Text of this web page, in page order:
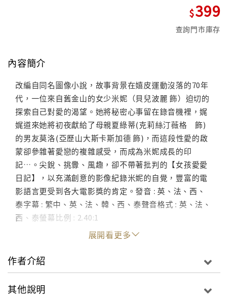
399
查詢門市庫存
內容簡介
改編自同名圖像小說，故事背景在嬉皮運動沒落的70年
代，一位來自舊金山的女少米妮（貝兒波麗 飾）迫切的
探索自己對愛的渴望。她將秘密心事留在錄音機裡，娓
娓道來她將初夜獻給了母親夏綠蒂(克莉絲汀薇格 飾)
的男友莫洛(亞歷山大斯卡斯加德 飾)，而這段性愛的啟
蒙卻參雜著愛戀的複雜感受，而成為米妮成長的印
記…。尖銳、挑釁、風趣，卻不帶著批判的【女孩愛愛
日記】，以充滿創意的影像紀錄米妮的自覺，豐富的電
影語言更受到各大電影獎的肯定。發音 : 英、法、西、
泰字幕 : 繁中、英、法、韓、西、泰聲音格式 : 英、法、
西、泰螢幕比例 : 2.40:1
展開看更多
作者介紹
其他說明